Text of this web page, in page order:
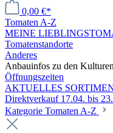
0,00 €*
Tomaten A-Z
MEINE
Tomatenstandorte
Anderes
Anbauinfos zu den Kulturen
Öffnungszeiten
AKTUELLES
Direktverkauf 17.04. bis
Kategorie Tomaten A-Z